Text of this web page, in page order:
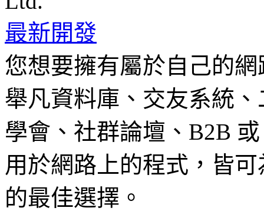
最新開發
您想要擁有屬於自己的
舉凡資料庫、交友系統
學會、社群論壇、B2B
用於網路上的程式，皆
的最佳選擇。